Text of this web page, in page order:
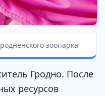
зоопарка
Гродно. После
ресурсов